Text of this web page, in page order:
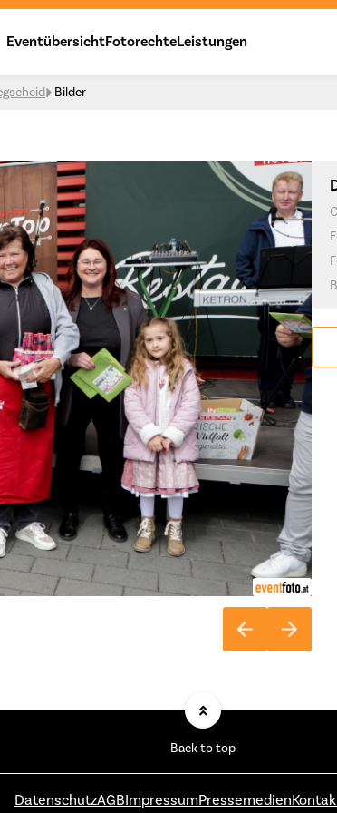
EventübersichtFotorechteLeistungen
Bilder
Back to top
DatenschutzAGBImpressumPressemedien